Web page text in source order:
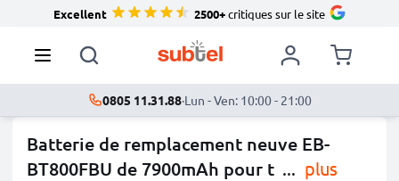
Excellent 2500+critiques sur le site
0805 11.31.88·Lun - Ven: 10:00 - 21:00
Batterie de remplacement neuve EB-
BT800FBU de 7900mAh pour t ... plus